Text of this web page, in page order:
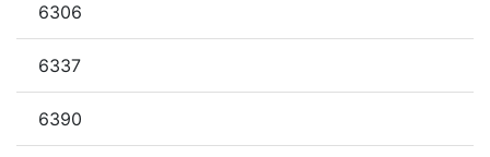
6306
6337
6390